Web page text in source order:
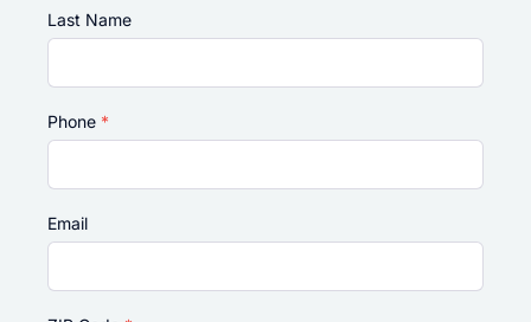
Last Name
Phone *
Email